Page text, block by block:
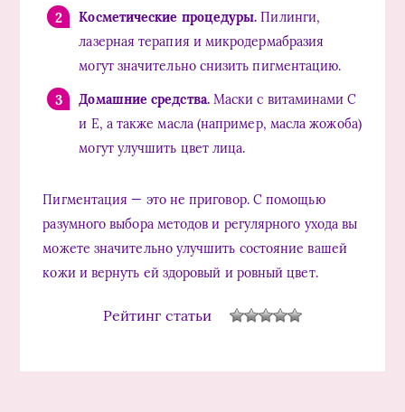
Косметические процедуры. Пилинги,
лазерная терапия и микродермабразия
могут значительно снизить пигментацию.
Домашние средства.Маски с витаминами C
и E, а также масла (например, масла жожоба)
могут улучшить цвет лица.
Пигментация — это не приговор. С помощью
разумного выбора методов и регулярного ухода вы
можете значительно улучшить состояние вашей
кожи и вернуть ей здоровый и ровный цвет.
Рейтинг статьи